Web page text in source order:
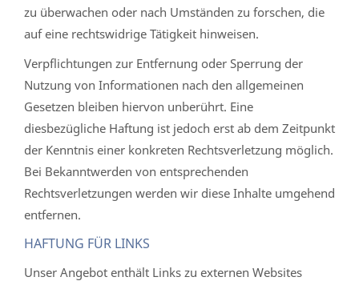
zu überwachen oder nach Umständen zu forschen, die
auf eine rechtswidrige Tätigkeit hinweisen.
Verpflichtungen zur Entfernung oder Sperrung der
Nutzung von Informationen nach den allgemeinen
Gesetzen bleiben hiervon unberührt. Eine
diesbezügliche Haftung ist jedoch erst ab dem Zeitpunkt
der Kenntnis einer konkreten Rechtsverletzung möglich.
Bei Bekanntwerden von entsprechenden
Rechtsverletzungen werden wir diese Inhalte umgehend
entfernen.
HAFTUNG FÜR LINKS
Unser Angebot enthält Links zu externen Websites